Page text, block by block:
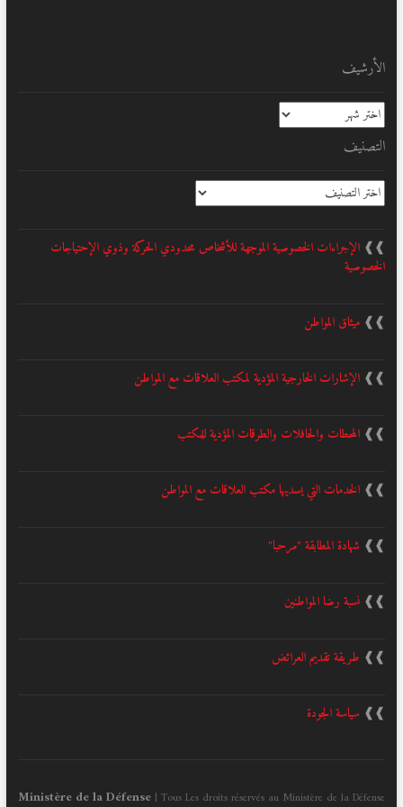
الأرشيف
الأرشيف
التصنيف
التصنيف
❱❱ الإجراءات الخصوصية الموجهة للأشخاص محدودي الحركة وذوي الإحتياجات
الخصوصية
❱❱ ميثاق المواطن
❱❱ الإشارات الخارجية المؤدية لمكتب العلاقات مع المواطن
❱❱ المحطات والحافلات والطرقات المؤدية للمكتب
❱❱ الخدمات التي يسديها مكتب العلاقات مع المواطن
❱❱ شهادة المطابقة "مرحبا"
❱❱ نسبة رضا المواطنين
❱❱ طريقة تقديم العرائض
❱❱ سياسة الجودة
Ministère de la Défense| Tous Les droits réservés au Ministère de la Défense